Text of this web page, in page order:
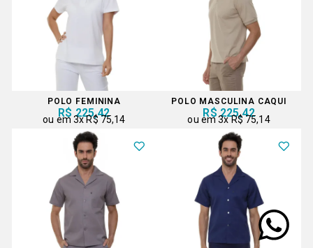
POLO FEMININA
R$ 225,42
3xR$ 75,14
POLO MASCULINA CAQUI
R$ 225,42
3xR$ 75,14